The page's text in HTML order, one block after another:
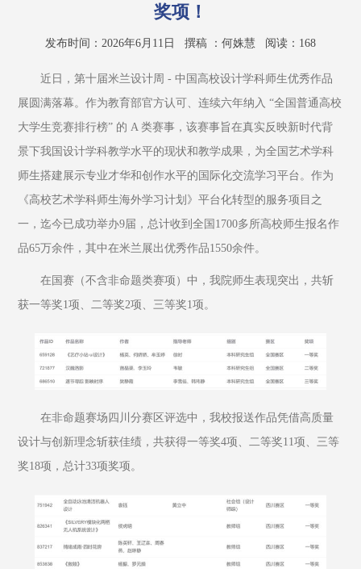
奖项！
发布时间：2026年6月11日 撰稿 ：何姝慧 阅读： 168
近日，第十届米兰设计周 - 中国高校设计学科师生优秀作品
展圆满落幕。作为教育部官方认可、连续六年纳入 “全国普通高校
大学生竞赛排行榜” 的 A 类赛事，该赛事旨在真实反映新时代背
景下我国设计学科教学水平的现状和教学成果，为全国艺术学科
师生搭建展示专业才华和创作水平的国际化交流学习平台。作为
《高校艺术学科师生海外学习计划》平台化转型的服务项目之
一，迄今已成功举办9届，总计收到全国1700多所高校师生报名作
品65万余件，其中在米兰展出优秀作品1550余件。
在国赛（不含非命题类赛项）中，我院师生表现突出，共斩
获一等奖1项、二等奖2项、三等奖1项。
在非命题赛场四川分赛区评选中，我校报送作品凭借高质量
设计与创新理念斩获佳绩，共获得一等奖4项、二等奖11项、三等
奖18项，总计33项奖项。